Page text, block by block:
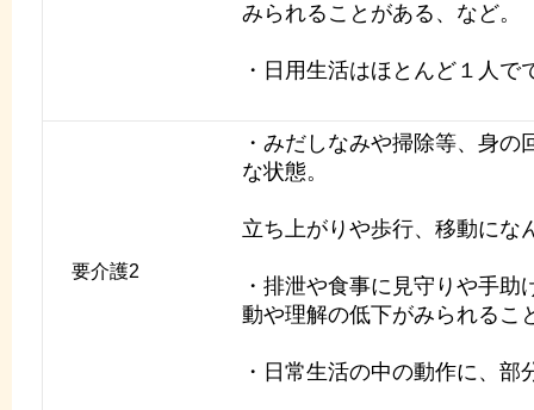
みられることがある、など。
・日用生活はほとんど１人で
要介護2
・みだしなみや掃除等、身
な状態。
立ち上がりや歩行、移動にな
・排泄や食事に見守りや手
動や理解の低下がみられるこ
・日常生活の中の動作に、部